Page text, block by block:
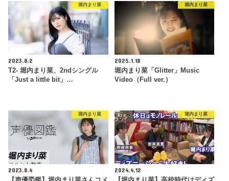
堀内まり菜
2023.8.2
T2- 堀内まり菜、2ndシングル
「Just a little bit」…
堀内まり菜
2025.1.18
堀内まり菜「Glitter」Music
Video（Full ver.）
堀内まり菜
2023.8.4
堀内まり菜
2024.4.12